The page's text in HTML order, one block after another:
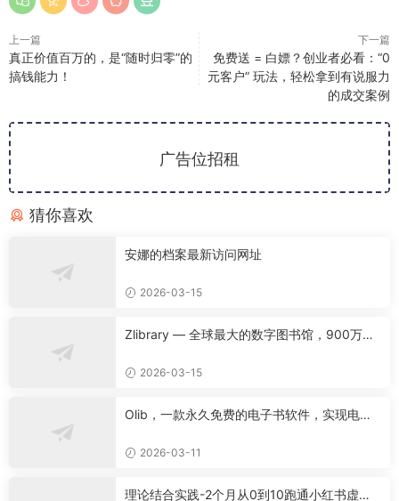
上一篇
真正价值百万的，是“随时归零”的
搞钱能力！
下一篇
免费送 = 白嫖？创业者必看：“0
元客户” 玩法，轻松拿到有说服力
的成交案例
广告位招租
猜你喜欢
安娜的档案最新访问网址
2026-03-15
Zlibrary — 全球最大的数字图书馆，900万本
2026-03-15
Olib，一款永久免费的电子书软件，实现电子
2026-03-11
理论结合实践-2个月从0到10跑通小红书虚拟